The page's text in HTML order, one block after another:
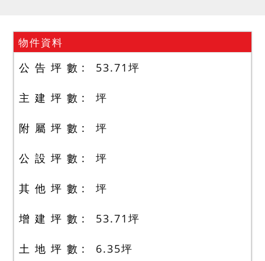
物件資料
公 告 坪 數 53.71 坪
主 建 坪 數 坪
附 屬 坪 數 坪
公 設 坪 數 坪
其 他 坪 數 坪
增 建 坪 數 53.71 坪
土 地 坪 數 6.35坪